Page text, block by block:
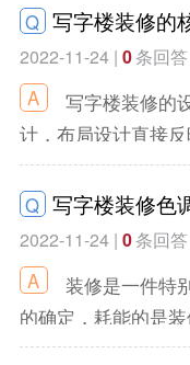
修，一直在努力完善
的设计师会认真研
要求，办公室装修
划，然后再和客户讨
合理可行的布局方
施工了。关于装修
是整个装修工程的
对容易，但为了保证
面值得我们注意。
Q 写字楼装修的
2022-11-24 | 0条回答
写字楼装修的
计，布局设计直接
需求。这些都是装
作为专业装修，一直
只要有经验的设计
了解客户的要求，
楼装修平面布置方
论，基本可以得出
Q 写字楼装修色
2022-11-24 | 0条回答
装修是一件特
的确定，耗能的是
经验的人都会提醒